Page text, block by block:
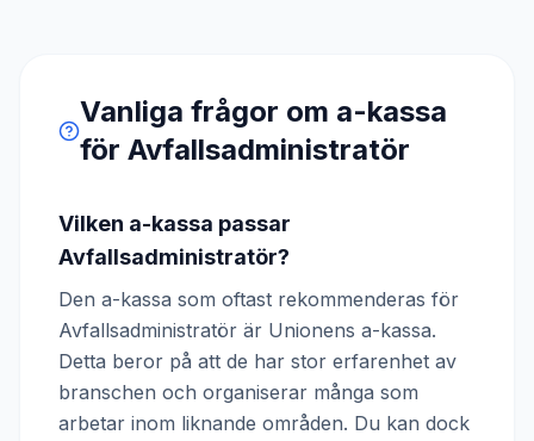
Vanliga frågor om a-kassa
för Avfallsadministratör
Vilken a-kassa passar
Avfallsadministratör?
Den a-kassa som oftast rekommenderas för
Avfallsadministratör är Unionens a-kassa.
Detta beror på att de har stor erfarenhet av
branschen och organiserar många som
arbetar inom liknande områden. Du kan dock